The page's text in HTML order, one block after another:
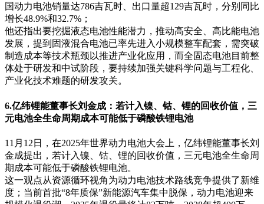
国动力电池销量达786吉瓦时、出口量超129吉瓦时，分别同比
增长48.9%和32.7%；
他还指出要挖掘液态电池性能潜力，推动高安全、高比能电池
发展，提到固液混合电池已率先进入小规模整车配套，需突破
制造成本等技术瓶颈以推进产业化应用，而全固态电池目前整
体处于研发和中试阶段，要持续加强关键科学问题与工程化、
产业化技术难题的研发攻关。
6.亿纬锂能董事长刘金成：若计入镍、钴、锂的回收价值，三
元电池全生命周期成本可能低于磷酸铁锂电池
11月12日，在2025年世界动力电池大会上，亿纬锂能董事长刘
金成提出，若计入镍、钴、锂的回收价值，三元电池全生命周
期成本可能低于磷酸铁锂电池。
这一观点从资源循环视角为动力电池技术路线竞争提供了新维
度；当前首批“8年质保”新能源汽车集中脱保，动力电池迎来